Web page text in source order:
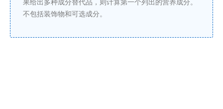
果给出多种成分替代品，则计算第一个列出的营养成分。
不包括装饰物和可选成分。